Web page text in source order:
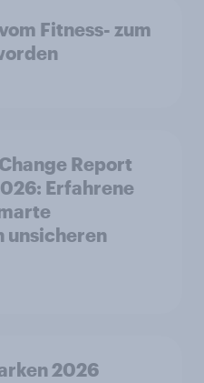
Fitness- zum
Report
Erfahrene
unsicheren
2026